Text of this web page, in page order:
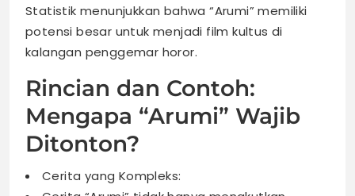
Statistik menunjukkan bahwa “Arumi” memiliki
potensi besar untuk menjadi film kultus di
kalangan penggemar horor.
Rincian dan Contoh:
Mengapa “Arumi” Wajib
Ditonton?
Cerita yang Kompleks: